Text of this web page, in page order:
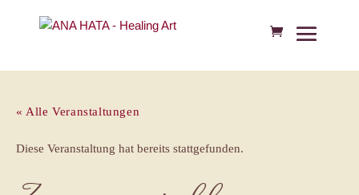
« Alle Veranstaltungen
Diese Veranstaltung hat bereits stattgefunden.